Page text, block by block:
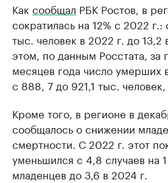
Как сообщал РБК Ростов, в
сократилась на 12% с 2022 г.:
тыс. человек в 2022 г. до
этом, по данным Росстата, за
месяцев года число умерших
с 888, 7 до 921,1 тыс. человек,
Кроме того, в регионе в
сообщалось о снижении
смертности. С 2022 г. этот
уменьшился с 4,8 случаев на
младенцев до 3,6 в 2024 г.